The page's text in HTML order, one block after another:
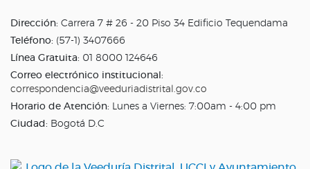
Dirección: Carrera 7 # 26 - 20 Piso 34 Edificio Tequendama
Teléfono: (57-1) 3407666
Línea Gratuita: 01 8000 124646
Correo electrónico institucional:
correspondencia@veeduriadistrital.gov.co
Horario de Atención: Lunes a Viernes: 7:00am - 4:00 pm
Ciudad: Bogotá D.C